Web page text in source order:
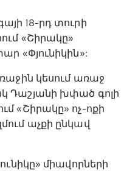
18-րդ տուրի
«Շիրակը»
«Փյունիկին»:
կեսում առաջ
Դաշյանի խփած գոլի
«Շիրակը» ոչ-ոքի
աչքի ընկավ
միավորների